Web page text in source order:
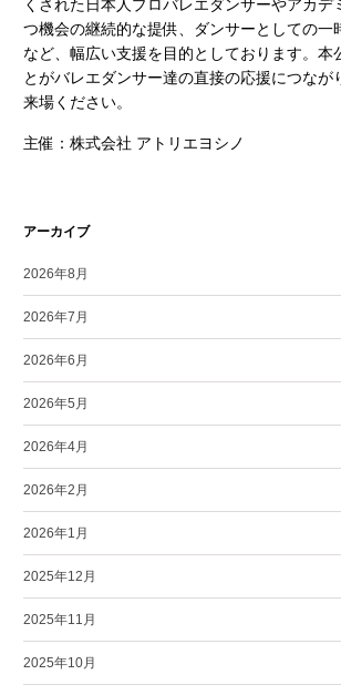
くされた日本人プロバレエダンサーやアカデ
つ機会の継続的な提供、ダンサーとしての一
など、幅広い支援を目的としております。本
とがバレエダンサー達の直接の応援につなが
来場ください。
主催：株式会社 アトリエヨシノ
アーカイブ
2026年8月
2026年7月
2026年6月
2026年5月
2026年4月
2026年2月
2026年1月
2025年12月
2025年11月
2025年10月